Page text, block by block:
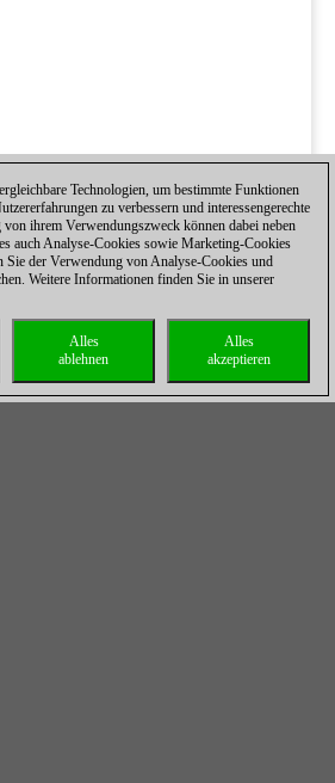
Technologien, um bestimmte Funktionen
zu verbessern und interessengerechte
ihrem Verwendungszweck können dabei neben
auch Analyse-Cookies sowie Marketing-Cookies
Sie der Verwendung von Analyse-Cookies und
Weitere Informationen finden Sie in unserer
Alles
akzeptieren
Alles
ablehnen